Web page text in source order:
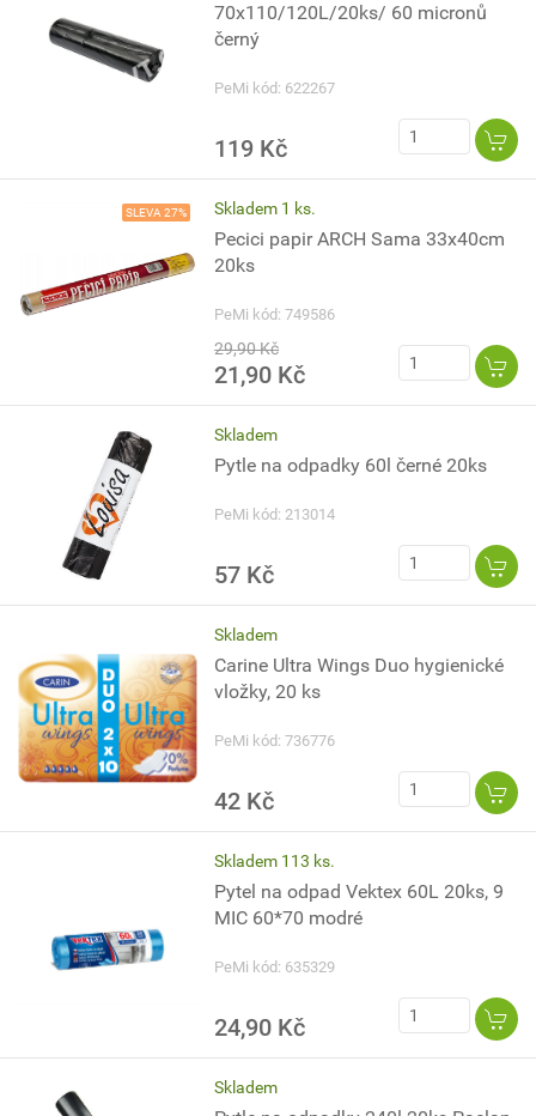
70x110/120L/20ks/ 60 micronů
černý
PeMi kód: 622267
119 Kč
SLEVA 27% Skladem 1 ks.
Pecici papir ARCH Sama 33x40cm
20ks
PeMi kód: 749586
29,90 Kč
21,90 Kč
Skladem
Pytle na odpadky 60l černé 20ks
PeMi kód: 213014
57 Kč
Skladem
Carine Ultra Wings Duo hygienické
vložky, 20 ks
PeMi kód: 736776
42 Kč
Skladem 113 ks.
Pytel na odpad Vektex 60L 20ks, 9
MIC 60*70 modré
PeMi kód: 635329
24,90 Kč
Skladem